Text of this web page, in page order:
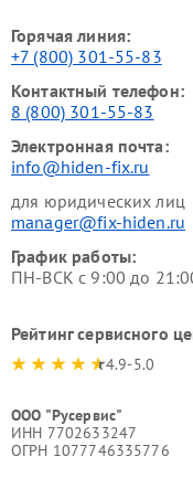
Горячая линия:
+7 (800) 301-55-83
Контактный телефон:
8 (800) 301-55-83
Электронная почта:
info@hiden-fix.ru
для юридических лиц
manager@fix-hiden.ru
График работы:
ПН-ВСК с 9:00 до
Рейтинг сервисного
4.9-5.0
ООО "Русервис"
ИНН 7702633247
ОГРН 1077746335776